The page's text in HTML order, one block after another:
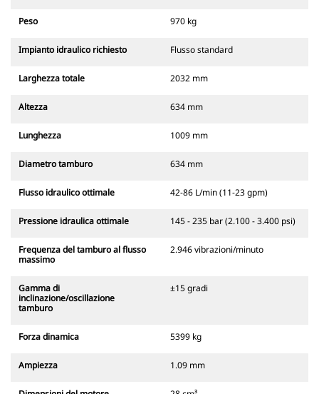
Peso 970 kg
Impianto idraulico richiesto Flusso standard
Larghezza totale 2032 mm
Altezza 634 mm
Lunghezza 1009 mm
Diametro tamburo 634 mm
Flusso idraulico ottimale 42-86 L/min (11-23 gpm)
Pressione idraulica ottimale 145 - 235 bar (2.100 - 3.400 psi)
Frequenza del tamburo al flusso
massimo
2.946 vibrazioni/minuto
Gamma di
inclinazione/oscillazione
tamburo
±15 gradi
Forza dinamica 5399 kg
Ampiezza 1.09 mm